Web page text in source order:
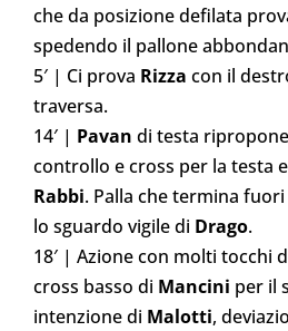
che da posizione defilata
spedendo il pallone
5′ | Ci prova Rizza con il
traversa.
14′ | Pavan di testa
controllo e cross per la testa
Rabbi. Palla che termina
lo sguardo vigile di Drago.
18′ | Azione con molti tocchi
cross basso di Mancini per il
intenzione di Malotti,